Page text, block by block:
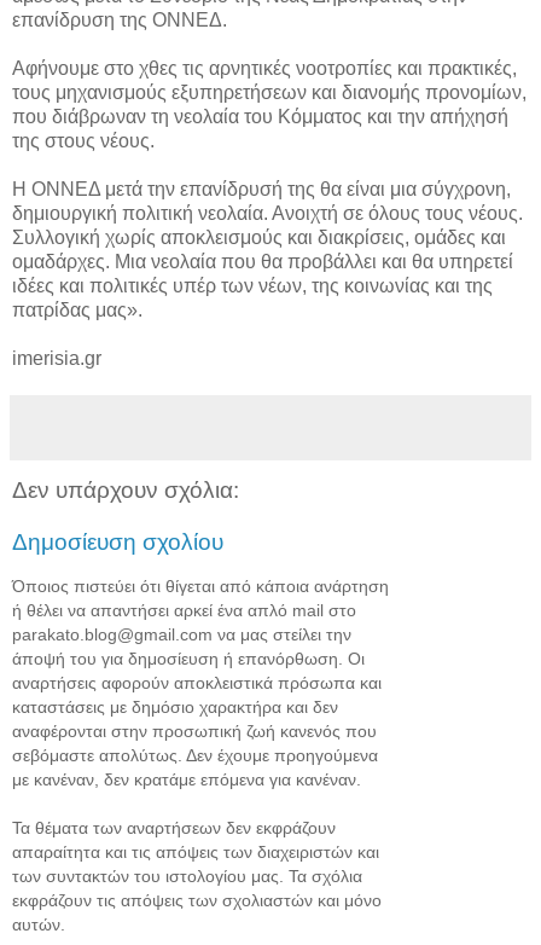
επανίδρυση της ΟΝΝΕΔ.
Αφήνουμε στο χθες τις αρνητικές νοοτροπίες και πρακτικές,
τους μηχανισμούς εξυπηρετήσεων και διανομής προνομίων,
που διάβρωναν τη νεολαία του Κόμματος και την απήχησή
της στους νέους.
Η ΟΝΝΕΔ μετά την επανίδρυσή της θα είναι μια σύγχρονη,
δημιουργική πολιτική νεολαία. Ανοιχτή σε όλους τους νέους.
Συλλογική χωρίς αποκλεισμούς και διακρίσεις, ομάδες και
ομαδάρχες. Μια νεολαία που θα προβάλλει και θα υπηρετεί
ιδέες και πολιτικές υπέρ των νέων, της κοινωνίας και της
πατρίδας μας».
imerisia.gr
Δεν υπάρχουν σχόλια:
Δημοσίευση σχολίου
Όποιος πιστεύει ότι θίγεται από κάποια ανάρτηση
ή θέλει να απαντήσει αρκεί ένα απλό mail στο
parakato.blog@gmail.com να μας στείλει την
άποψή του για δημοσίευση ή επανόρθωση. Οι
αναρτήσεις αφορούν αποκλειστικά πρόσωπα και
καταστάσεις με δημόσιο χαρακτήρα και δεν
αναφέρονται στην προσωπική ζωή κανενός που
σεβόμαστε απολύτως. Δεν έχουμε προηγούμενα
με κανέναν, δεν κρατάμε επόμενα για κανέναν.
Τα θέματα των αναρτήσεων δεν εκφράζουν
απαραίτητα και τις απόψεις των διαχειριστών και
των συντακτών του ιστολογίου μας. Τα σχόλια
εκφράζουν τις απόψεις των σχολιαστών και μόνο
αυτών.